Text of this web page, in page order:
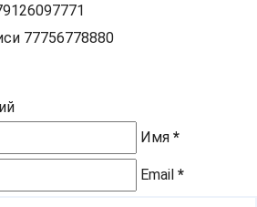
77756778880
Имя *
Email *